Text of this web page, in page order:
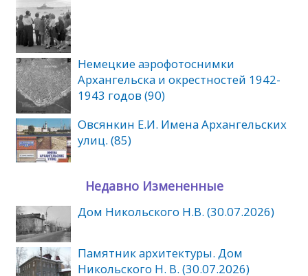
Немецкие аэрофотоснимки
Архангельска и окрестностей 1942-
1943 годов (90)
Овсянкин Е.И. Имена Архангельских
улиц. (85)
Недавно Измененные
Дом Никольского Н.В. (30.07.2026)
Памятник архитектуры. Дом
Никольского Н. В. (30.07.2026)